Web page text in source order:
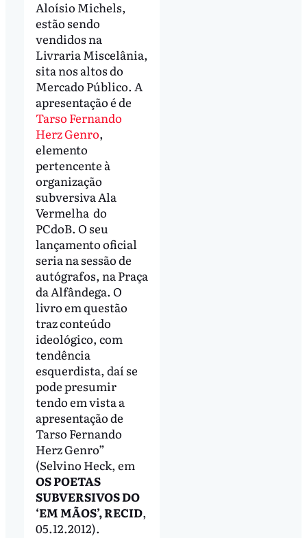
Aloísio Michels,
estão sendo
vendidos na
Livraria Miscelânia,
sita nos altos do
Mercado Público. A
apresentação é de
Tarso Fernando
Herz Genro,
elemento
pertencente à
organização
subversiva Ala
Vermelha do
PCdoB. O seu
lançamento oficial
seria na sessão de
autógrafos, na Praça
da Alfândega. O
livro em questão
traz conteúdo
ideológico, com
tendência
esquerdista, daí se
pode presumir
tendo em vista a
apresentação de
Tarso Fernando
Herz Genro”
(Selvino Heck, em
OS POETAS
SUBVERSIVOS DO
‘EM MÃOS’, RECID,
05.12.2012).